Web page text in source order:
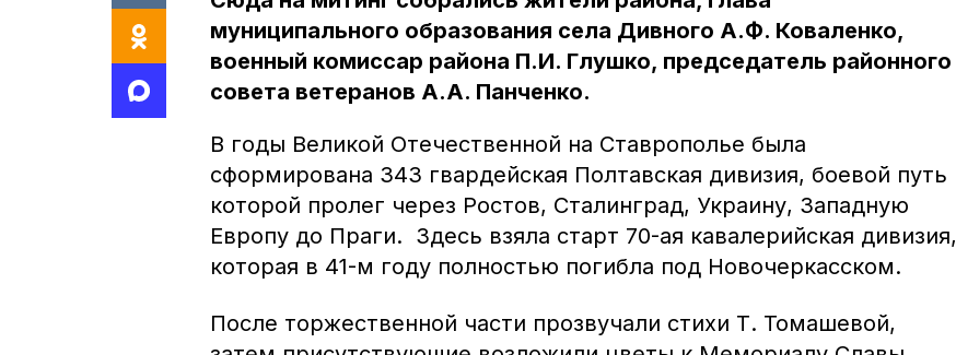
муниципального образования села Дивного А.Ф. Коваленко,
военный комиссар района П.И. Глушко, председатель районного
совета ветеранов А.А. Панченко.
В годы Великой Отечественной на Ставрополье была
сформирована 343 гвардейская Полтавская дивизия, боевой путь
которой пролег через Ростов, Сталинград, Украину, Западную
Европу до Праги. Здесь взяла старт 70-ая кавалерийская дивизия,
которая в 41-м году полностью погибла под Новочеркасском.
После торжественной части прозвучали стихи Т. Томашевой,